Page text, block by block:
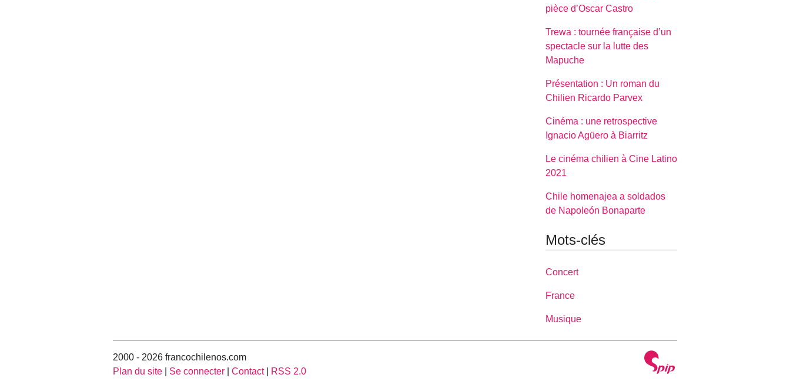
pièce d’Oscar Castro
Trewa : tournée française d’un
spectacle sur la lutte des
Mapuche
Présentation : Un roman du
Chilien Ricardo Parvex
Cinéma : une retrospective
Ignacio Agüero à Biarritz
Le cinéma chilien à Cine Latino
2021
Chile homenajea a soldados
de Napoleón Bonaparte
Mots-clés
Concert
France
Musique
2000 - 2026 francochilenos.com
Plan du site
Se connecter Contact| RSS 2.0